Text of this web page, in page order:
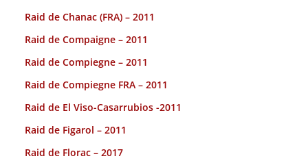
Raid de Chanac (FRA) – 2011
Raid de Compaigne – 2011
Raid de Compiegne – 2011
Raid de Compiegne FRA – 2011
Raid de El Viso-Casarrubios -2011
Raid de Figarol – 2011
Raid de Florac – 2017